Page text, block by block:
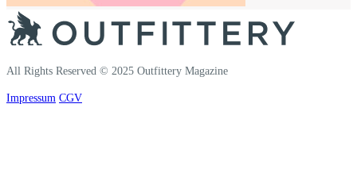
All Rights Reserved © 2025 Outfittery Magazine
Impressum CGV